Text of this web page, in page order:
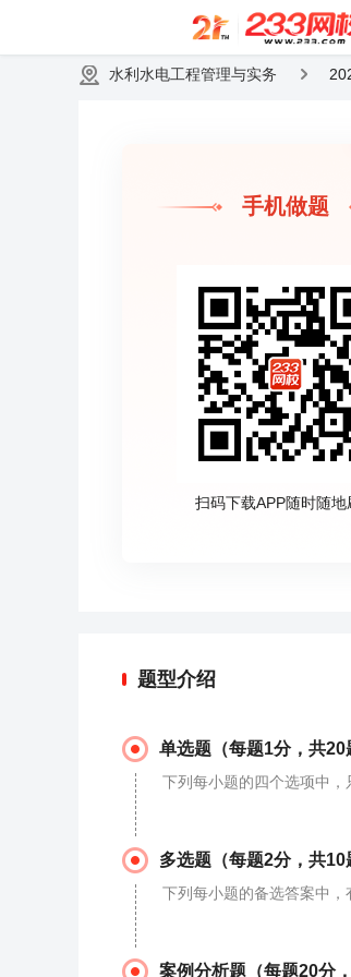
水利水电工程管理与实务
手机做题
扫码下载APP随时随地
题型介绍
单选题（每题1分，共20
下列每小题的四个选项中，
多选题（每题2分，共10
下列每小题的备选答案中，
案例分析题（每题20分